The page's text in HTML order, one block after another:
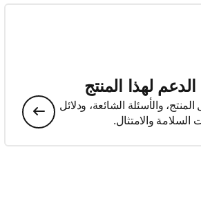
لهذا المنتج
والأسئلة الشائعة، ودلائل
السلامة والامتثال.